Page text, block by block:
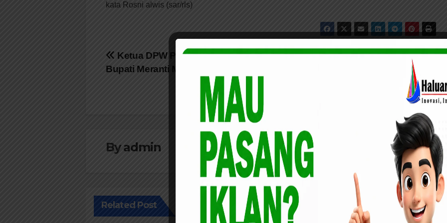
kata Rosni alwis (sar/rls)
Navigasi
pos
Melakukan Perampokan Dengan
Senjata Tajam Mantan Anggota Polri
Di Tangkap Polisi
Ketua DPW PBB Riau juga Suport
Bupati Meranti Menuju Riau 1
Byadmin
Related Post